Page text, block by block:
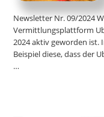
Newsletter Nr. 09/2024
Vermittlungsplattform
2024 aktiv geworden ist.
Beispiel diese, dass der
…